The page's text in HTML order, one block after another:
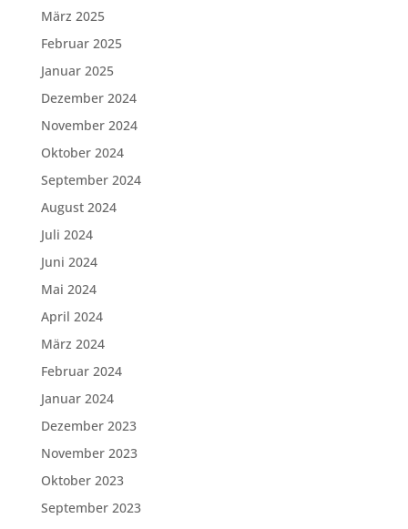
März 2025
Februar 2025
Januar 2025
Dezember 2024
November 2024
Oktober 2024
September 2024
August 2024
Juli 2024
Juni 2024
Mai 2024
April 2024
März 2024
Februar 2024
Januar 2024
Dezember 2023
November 2023
Oktober 2023
September 2023